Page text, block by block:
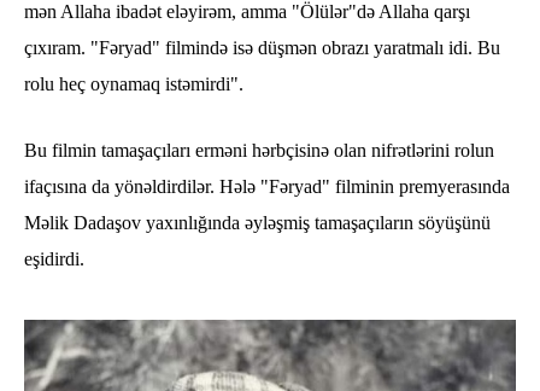
mən Allaha ibadət eləyirəm, amma "Ölülər"də Allaha qarşı
çıxıram. "Fəryad" filmində isə düşmən obrazı yaratmalı idi. Bu
rolu heç oynamaq istəmirdi".
Bu filmin tamaşaçıları erməni hərbçisinə olan nifrətlərini rolun
ifaçısına da yönəldirdilər. Hələ "Fəryad" filminin premyerasında
Məlik Dadaşov yaxınlığında əyləşmiş tamaşaçıların söyüşünü
eşidirdi.